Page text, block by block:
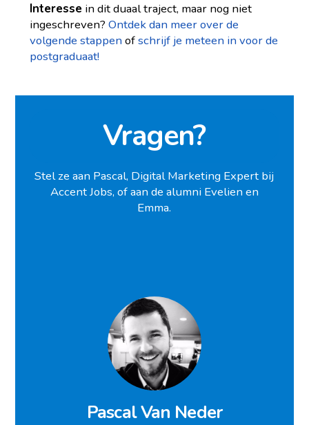
Interesse in dit duaal traject, maar nog niet
ingeschreven? Ontdek dan meer over de
volgende stappen ofschrijf je meteen in voor de
postgraduaat!
Vragen?
Stel ze aan Pascal, Digital Marketing Expert bij
Accent Jobs, of aan de alumni Evelien en
Emma.
Pascal Van Neder